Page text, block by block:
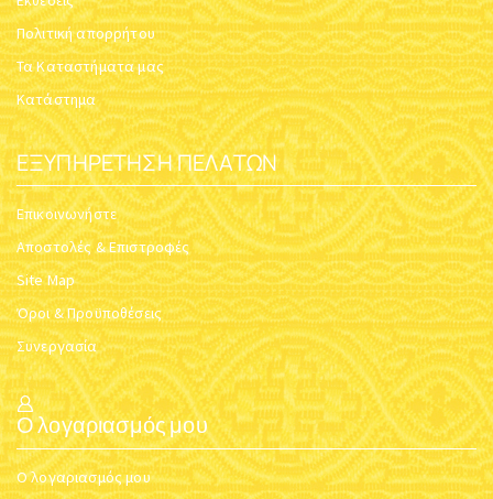
Πολιτική απορρήτου
Τα Καταστήματα μας
Κατάστημα
ΕΞΥΠΗΡΈΤΗΣΗ ΠΕΛΑΤΏΝ
Επικοινωνήστε
Αποστολές & Επιστροφές
Site Map
Όροι & Προϋποθέσεις
Συνεργασία
Ο λογαριασμός μου
Ο λογαριασμός μου